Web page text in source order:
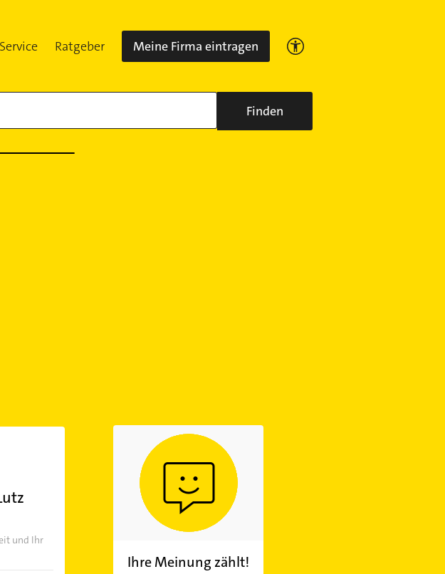
Service Ratgeber Meine Firma eintragen
Finden
und Ihr
Ihre Meinung zählt!